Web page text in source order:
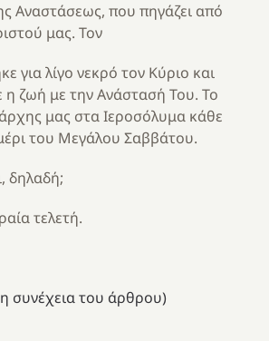
Αναστάσεως, που πηγάζει από
μας. Τον
για λίγο νεκρό τον Κύριο και
η ζωή με την Ανάστασή Του. Το
μας στα Ιεροσόλυμα κάθε
του Μεγάλου Σαββάτου.
δηλαδή;
τελετή.
συνέχεια του άρθρου)